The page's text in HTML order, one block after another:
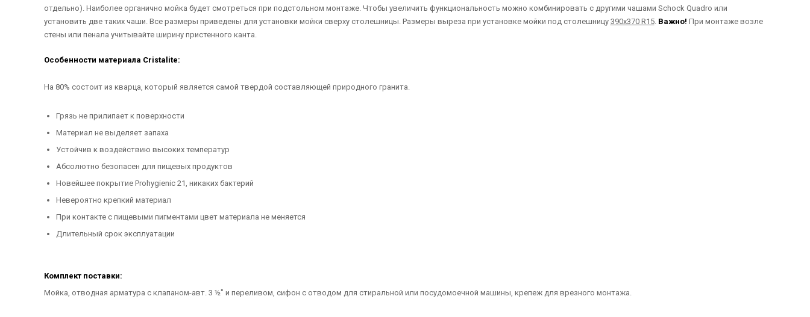
отдельно). Наиболее органично мойка будет смотреться при подстольном монтаже. Чтобы увеличить функциональность можно комбинировать с другими чашами Schock Quadro или
установить две таких чаши. Все размеры приведены для установки мойки сверху столешницы. Размеры выреза при установке мойки под столешницу 390х370 R15. Важно! При монтаже возле
стены или пенала учитывайте ширину пристенного канта.
Особенности материала Cristalite:
На 80% состоит из кварца, который является самой твердой составляющей природного гранита.
Грязь не прилипает к поверхности
Материал не выделяет запаха
Устойчив к воздействию высоких температур
Абсолютно безопасен для пищевых продуктов
Новейшее покрытие Prohygienic 21, никаких бактерий
Невероятно крепкий материал
При контакте с пищевыми пигментами цвет материала не меняется
Длительный срок эксплуатации
Комплект поставки:
Мойка, отводная арматура с клапаном-авт. 3 ½" и переливом, сифон с отводом для стиральной или посудомоечной машины, крепеж для врезного монтажа.